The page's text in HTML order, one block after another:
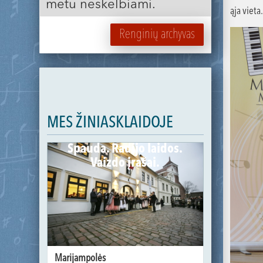
metu neskelbiami.
Renginių archyvas
MES ŽINIASKLAIDOJE
Spauda. Radijo laidos.
Vaizdo įrašai.
Marijampolės
ąja